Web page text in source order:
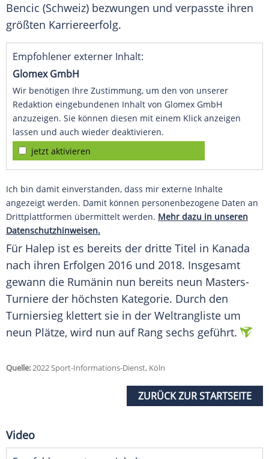
Bencic (Schweiz) bezwungen und verpasste ihren
größten Karriereerfolg.
Empfohlener externer Inhalt:
Glomex GmbH
Wir benötigen Ihre Zustimmung, um den von unserer
Redaktion eingebundenen Inhalt von Glomex GmbH
anzuzeigen. Sie können diesen mit einem Klick anzeigen
lassen und auch wieder deaktivieren.
jetzt aktivieren
Ich bin damit einverstanden, dass mir externe Inhalte
angezeigt werden. Damit können personenbezogene Daten an
Drittplattformen übermittelt werden. Mehr dazu in unseren
Datenschutzhinweisen.
Für Halep ist es bereits der dritte Titel in Kanada
nach ihren Erfolgen 2016 und 2018. Insgesamt
gewann die Rumänin nun bereits neun Masters-
Turniere der höchsten Kategorie. Durch den
Turniersieg klettert sie in der Weltrangliste um
neun Plätze, wird nun auf Rang sechs geführt.
Quelle:2022 Sport-Informations-Dienst, Köln
ZURÜCK ZUR STARTSEITE
Video